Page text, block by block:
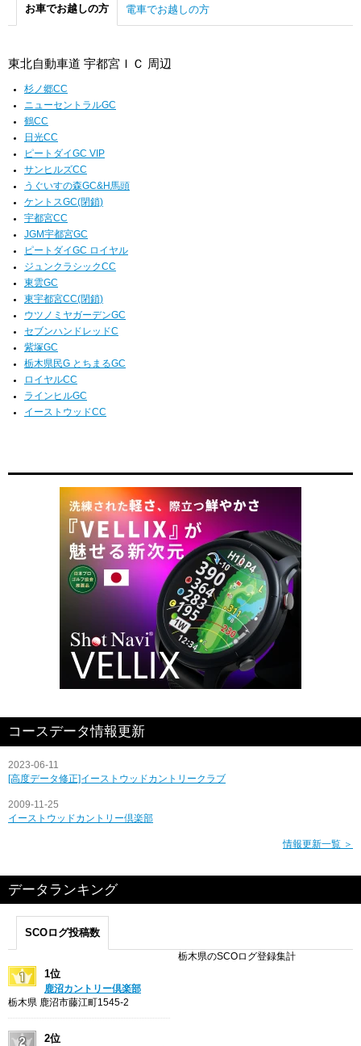
お車でお越しの方 電車でお越しの方
東北自動車道 宇都宮ＩＣ 周辺
杉ノ郷CC
ニューセントラルGC
鶴CC
日光CC
ピートダイGC VIP
サンヒルズCC
うぐいすの森GC&H馬頭
ケントスGC(閉鎖)
宇都宮CC
JGM宇都宮GC
ピートダイGC ロイヤル
ジュンクラシックCC
東雲GC
東宇都宮CC(閉鎖)
ウツノミヤガーデンGC
セブンハンドレッドC
紫塚GC
栃木県民G とちまるGC
ロイヤルCC
ラインヒルGC
イーストウッドCC
コースデータ情報更新
2023-06-11
[高度データ修正]イーストウッドカントリークラブ
2009-11-25
イーストウッドカントリー倶楽部
情報更新一覧 ＞
データランキング
SCOログ投稿数
栃木県のSCOログ登録集計
1位
鹿沼カントリー倶楽部
栃木県 鹿沼市藤江町1545-2
2位